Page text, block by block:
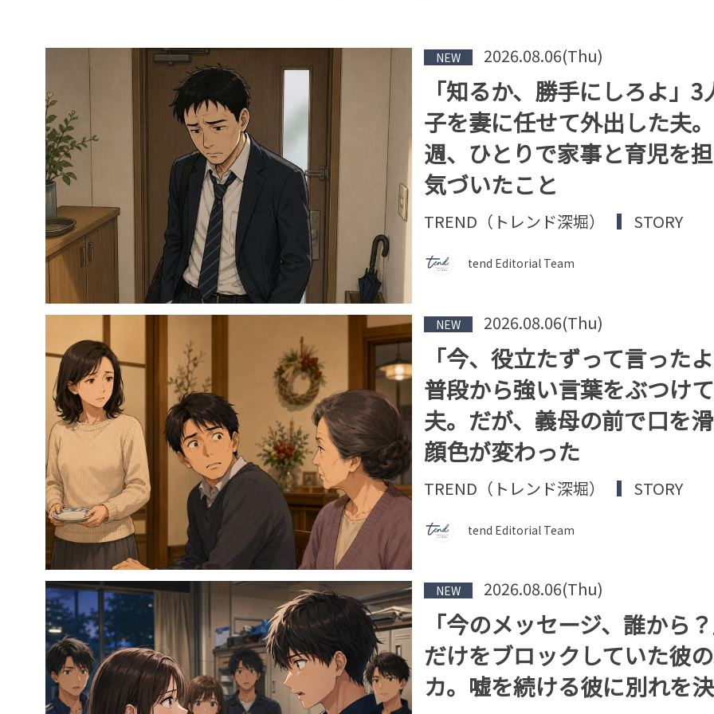
NEW 2026.08.06(Thu)
「知るか、勝手にしろよ」3
子を妻に任せて外出した夫
週、ひとりで家事と育児を
気づいたこと
TREND（トレンド深堀） STORY
tend Editorial Team
NEW 2026.08.06(Thu)
「今、役立たずって言ったよ
普段から強い言葉をぶつけ
夫。だが、義母の前で口を
顔色が変わった
TREND（トレンド深堀） STORY
tend Editorial Team
NEW 2026.08.06(Thu)
「今のメッセージ、誰から
だけをブロックしていた彼
カ。嘘を続ける彼に別れを